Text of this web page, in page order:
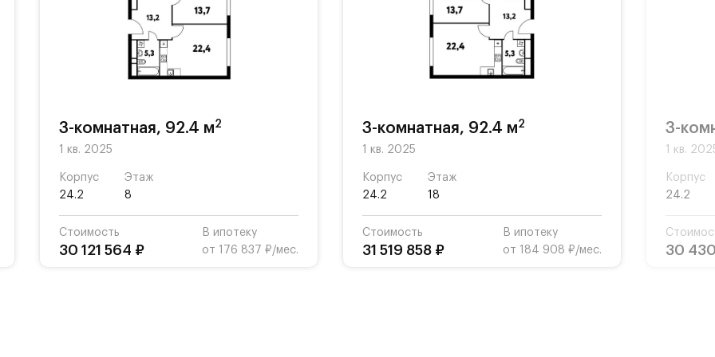
м)
км)
3-комнатная, 92.4 м2
1 кв. 2025
Корпус
24.2
Этаж
8
Стоимость
30 121 564 ₽
В ипотеку
от 176 837 ₽/мес.
3-комнатная, 92.4 м2
1 кв. 2025
Корпус
24.2
Этаж
18
Стоимость
31 519 858 ₽
В ипотеку
от 184 908 ₽/мес.
3-
1 кв.
Корпус
24.2
30